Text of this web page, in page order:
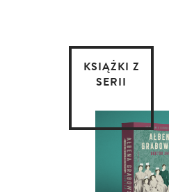
KSIĄŻKI Z
SERII